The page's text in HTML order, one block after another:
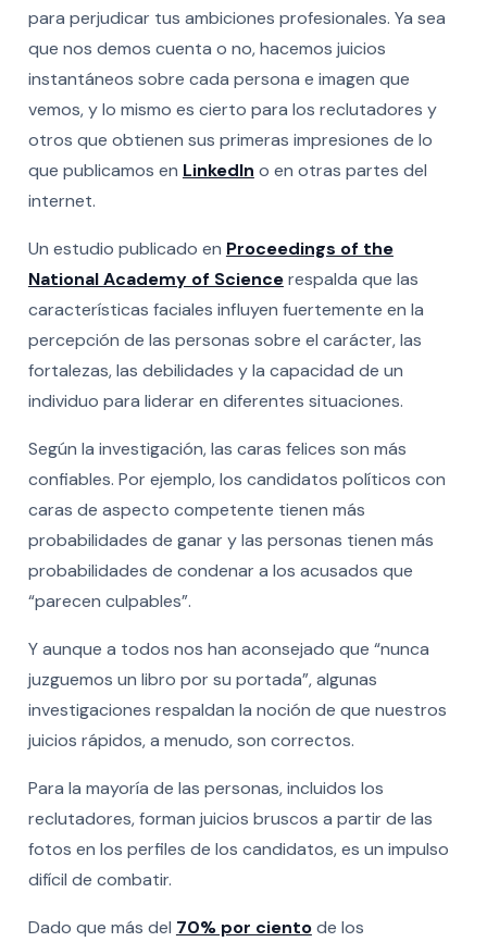
para perjudicar tus ambiciones profesionales. Ya sea
que nos demos cuenta o no, hacemos juicios
instantáneos sobre cada persona e imagen que
vemos, y lo mismo es cierto para los reclutadores y
otros que obtienen sus primeras impresiones de lo
que publicamos en LinkedIn o en otras partes del
internet.
Un estudio publicado en Proceedings of the
National Academy of Sciencerespalda que las
características faciales influyen fuertemente en la
percepción de las personas sobre el carácter, las
fortalezas, las debilidades y la capacidad de un
individuo para liderar en diferentes situaciones.
Según la investigación, las caras felices son más
confiables. Por ejemplo, los candidatos políticos con
caras de aspecto competente tienen más
probabilidades de ganar y las personas tienen más
probabilidades de condenar a los acusados ​​que
“parecen culpables”.
Y aunque a todos nos han aconsejado que “nunca
juzguemos un libro por su portada”, algunas
investigaciones respaldan la noción de que nuestros
juicios rápidos, a menudo, son correctos.
Para la mayoría de las personas, incluidos los
reclutadores, forman juicios bruscos a partir de las
fotos en los perfiles de los candidatos, es un impulso
difícil de combatir.
Dado que más del 70% por cientode los